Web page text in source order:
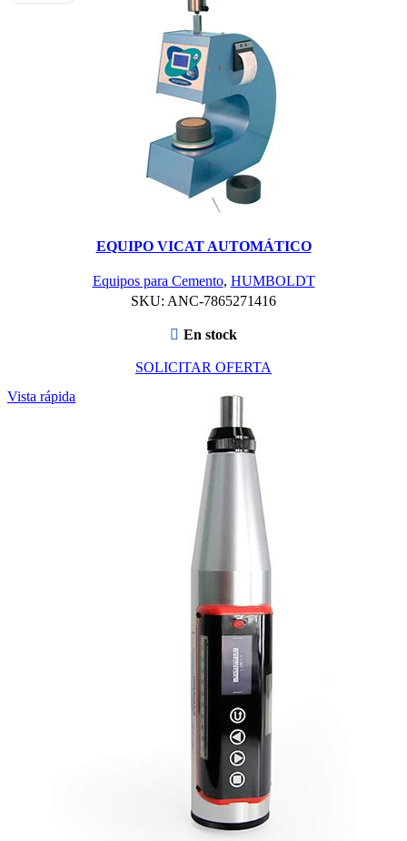
EQUIPO VICAT AUTOMÁTICO
Equipos para Cemento, HUMBOLDT
SKU: ANC-7865271416
En stock
SOLICITAR OFERTA
Vista rápida